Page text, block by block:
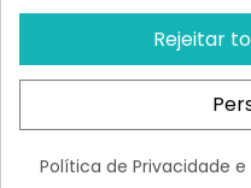
Restam 57 uds
92,50 €
Rejeitar
Política de Privacidade e